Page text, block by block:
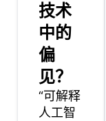
技术
中的
偏
见？
“可解释
人工智